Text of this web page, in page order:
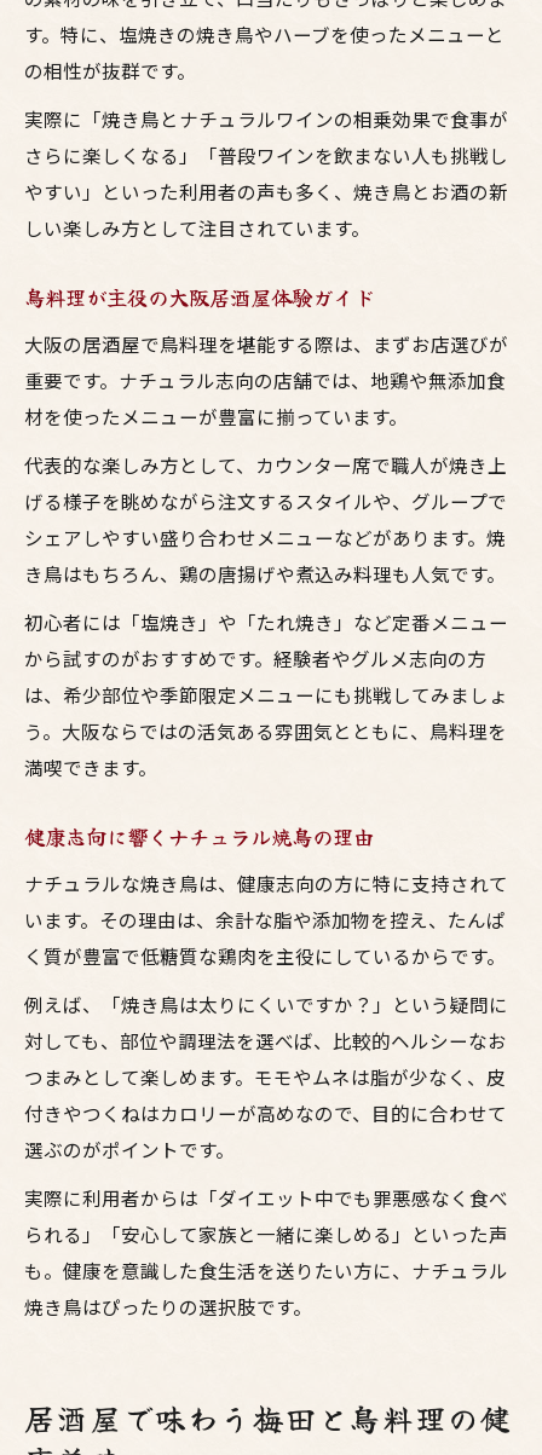
す。特に、塩焼きの焼き鳥やハーブを使ったメニューと
の相性が抜群です。
実際に「焼き鳥とナチュラルワインの相乗効果で食事が
さらに楽しくなる」「普段ワインを飲まない人も挑戦し
やすい」といった利用者の声も多く、焼き鳥とお酒の新
しい楽しみ方として注目されています。
鳥料理が主役の大阪居酒屋体験ガイド
大阪の居酒屋で鳥料理を堪能する際は、まずお店選びが
重要です。ナチュラル志向の店舗では、地鶏や無添加食
材を使ったメニューが豊富に揃っています。
代表的な楽しみ方として、カウンター席で職人が焼き上
げる様子を眺めながら注文するスタイルや、グループで
シェアしやすい盛り合わせメニューなどがあります。焼
き鳥はもちろん、鶏の唐揚げや煮込み料理も人気です。
初心者には「塩焼き」や「たれ焼き」など定番メニュー
から試すのがおすすめです。経験者やグルメ志向の方
は、希少部位や季節限定メニューにも挑戦してみましょ
う。大阪ならではの活気ある雰囲気とともに、鳥料理を
満喫できます。
健康志向に響くナチュラル焼鳥の理由
ナチュラルな焼き鳥は、健康志向の方に特に支持されて
います。その理由は、余計な脂や添加物を控え、たんぱ
く質が豊富で低糖質な鶏肉を主役にしているからです。
例えば、「焼き鳥は太りにくいですか？」という疑問に
対しても、部位や調理法を選べば、比較的ヘルシーなお
つまみとして楽しめます。モモやムネは脂が少なく、皮
付きやつくねはカロリーが高めなので、目的に合わせて
選ぶのがポイントです。
実際に利用者からは「ダイエット中でも罪悪感なく食べ
られる」「安心して家族と一緒に楽しめる」といった声
も。健康を意識した食生活を送りたい方に、ナチュラル
焼き鳥はぴったりの選択肢です。
居酒屋で味わう梅田と鳥料理の健